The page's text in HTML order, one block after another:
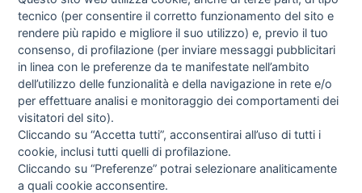
GUIDA AGLI ACQUISTI
PROCEDURA DI ACQUISTO
DIRITTO DI RECESSO
SPEDIZIONI E COSTI
TERMINI & CONDIZIONI
PRIVACY
COOKIE POLICY
PREFERENZE COOKIE
tecnico (per consentire il corretto funzionamento del sito e
rendere più rapido e migliore il suo utilizzo) e, previo il tuo
consenso, di profilazione (per inviare messaggi pubblicitari
in linea con le preferenze da te manifestate nell’ambito
dell’utilizzo delle funzionalità e della navigazione in rete e/o
per effettuare analisi e monitoraggio dei comportamenti dei
visitatori del sito).
Cliccando su “Accetta tutti”, acconsentirai all’uso di tutti i
cookie, inclusi tutti quelli di profilazione.
Cliccando su “Preferenze” potrai selezionare analiticamente
a quali cookie acconsentire.